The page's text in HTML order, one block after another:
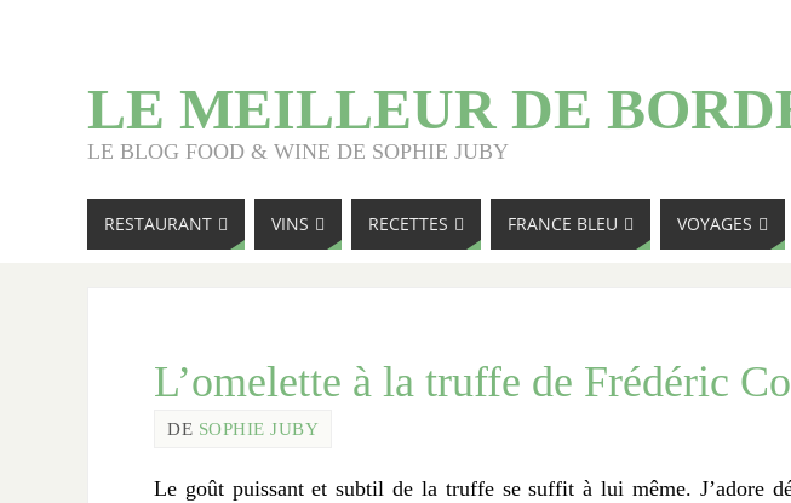
LE MEILLEUR DE
LE BLOG FOOD & WINE DE SOPHIE JUBY
RESTAURANT VINS RECETTES FRANCE BLEU VOYAGES
L’omelette à la truffe de Frédéric
DE SOPHIE JUBY
Le goût puissant et subtil de la truffe se suffit à lui même. J’adore